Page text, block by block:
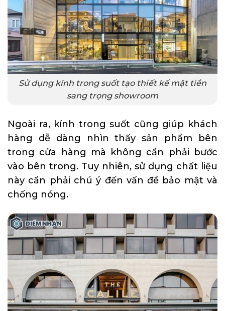
Sử dụng kính trong suốt tạo thiết kế mặt tiền
sang trọng showroom
Ngoài ra, kính trong suốt cũng giúp khách
hàng dễ dàng nhìn thấy sản phẩm bên
trong cửa hàng mà không cần phải bước
vào bên trong. Tuy nhiên, sử dụng chất liệu
này cần phải chú ý đến vấn đề bảo mật và
chống nóng.